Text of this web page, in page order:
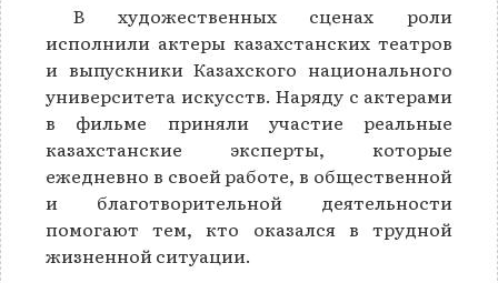
В художественных сценах роли
исполнили актеры казахстанских театров
и выпускники Казахского национального
университета искусств. Наряду с актерами
в фильме приняли участие реальные
казахстанские эксперты, которые
ежедневно в своей работе, в общественной
и благотворительной деятельности
помогают тем, кто оказался в трудной
жизненной ситуации.